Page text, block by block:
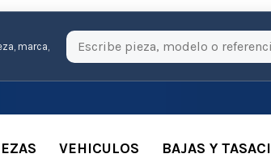
marca,
VEHICULOS
BAJAS Y